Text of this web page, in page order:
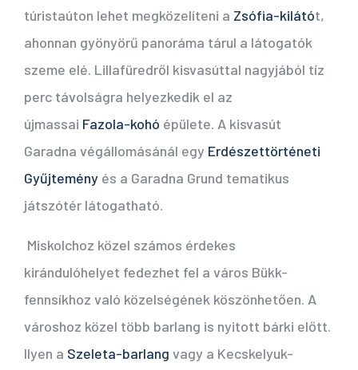
túristaúton lehet megközelíteni a Zsófia-kilátót,
ahonnan gyönyörű panoráma tárul a látogatók
szeme elé. Lillafüredről kisvasúttal nagyjából tíz
perc távolságra helyezkedik el az
újmassai Fazola-kohó épülete. A kisvasút
Garadna végállomásánál egy Erdészettörténeti
Gyűjtemény és a Garadna Grund tematikus
játszótér látogatható.
Miskolchoz közel számos érdekes
kirándulóhelyet fedezhet fel a város Bükk-
fennsíkhoz való közelségének köszönhetően. A
városhoz közel több barlang is nyitott bárki előtt.
Ilyen a Szeleta-barlang vagy a Kecskelyuk-